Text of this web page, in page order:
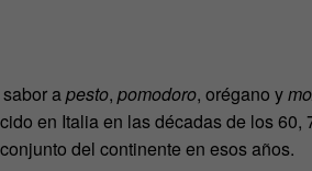
a pesto, pomodoro, orégano y
en Italia en las décadas de los 60,
del continente en esos años.